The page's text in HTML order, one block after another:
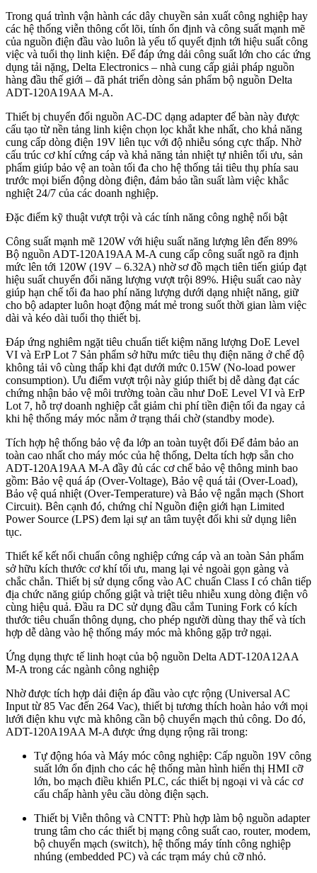
Trong quá trình vận hành các dây chuyền sản xuất công nghiệp hay
các hệ thống viễn thông cốt lõi, tính ổn định và công suất mạnh mẽ
của nguồn điện đầu vào luôn là yếu tố quyết định tới hiệu suất công
việc và tuổi thọ linh kiện. Để đáp ứng dải công suất lớn cho các ứng
dụng tải nặng, Delta Electronics – nhà cung cấp giải pháp nguồn
hàng đầu thế giới – đã phát triển dòng sản phẩm bộ nguồn Delta
ADT-120A19AA M-A.
Thiết bị chuyển đổi nguồn AC-DC dạng adapter để bàn này được
cấu tạo từ nền tảng linh kiện chọn lọc khắt khe nhất, cho khả năng
cung cấp dòng điện 19V liên tục với độ nhiễu sóng cực thấp. Nhờ
cấu trúc cơ khí cứng cáp và khả năng tản nhiệt tự nhiên tối ưu, sản
phẩm giúp bảo vệ an toàn tối đa cho hệ thống tải tiêu thụ phía sau
trước mọi biến động dòng điện, đảm bảo tần suất làm việc khắc
nghiệt 24/7 của các doanh nghiệp.
Đặc điểm kỹ thuật vượt trội và các tính năng công nghệ nổi bật
Công suất mạnh mẽ 120W với hiệu suất năng lượng lên đến 89%
Bộ nguồn ADT-120A19AA M-A cung cấp công suất ngõ ra định
mức lên tới 120W (19V – 6.32A) nhờ sơ đồ mạch tiên tiến giúp đạt
hiệu suất chuyển đổi năng lượng vượt trội 89%. Hiệu suất cao này
giúp hạn chế tối đa hao phí năng lượng dưới dạng nhiệt năng, giữ
cho bộ adapter luôn hoạt động mát mẻ trong suốt thời gian làm việc
dài và kéo dài tuổi thọ thiết bị.
Đáp ứng nghiêm ngặt tiêu chuẩn tiết kiệm năng lượng DoE Level
VI và ErP Lot 7 Sản phẩm sở hữu mức tiêu thụ điện năng ở chế độ
không tải vô cùng thấp khi đạt dưới mức 0.15W (No-load power
consumption). Ưu điểm vượt trội này giúp thiết bị dễ dàng đạt các
chứng nhận bảo vệ môi trường toàn cầu như DoE Level VI và ErP
Lot 7, hỗ trợ doanh nghiệp cắt giảm chi phí tiền điện tối đa ngay cả
khi hệ thống máy móc nằm ở trạng thái chờ (standby mode).
Tích hợp hệ thống bảo vệ đa lớp an toàn tuyệt đối Để đảm bảo an
toàn cao nhất cho máy móc của hệ thống, Delta tích hợp sẵn cho
ADT-120A19AA M-A đầy đủ các cơ chế bảo vệ thông minh bao
gồm: Bảo vệ quá áp (Over-Voltage), Bảo vệ quá tải (Over-Load),
Bảo vệ quá nhiệt (Over-Temperature) và Bảo vệ ngắn mạch (Short
Circuit). Bên cạnh đó, chứng chỉ Nguồn điện giới hạn Limited
Power Source (LPS) đem lại sự an tâm tuyệt đối khi sử dụng liên
tục.
Thiết kế kết nối chuẩn công nghiệp cứng cáp và an toàn Sản phẩm
sở hữu kích thước cơ khí tối ưu, mang lại vẻ ngoài gọn gàng và
chắc chắn. Thiết bị sử dụng cổng vào AC chuẩn Class I có chân tiếp
địa chức năng giúp chống giật và triệt tiêu nhiễu xung dòng điện vô
cùng hiệu quả. Đầu ra DC sử dụng đầu cắm Tuning Fork có kích
thước tiêu chuẩn thông dụng, cho phép người dùng thay thế và tích
hợp dễ dàng vào hệ thống máy móc mà không gặp trở ngại.
Ứng dụng thực tế linh hoạt của bộ nguồn Delta ADT-120A12AA
M-A trong các ngành công nghiệp
Nhờ được tích hợp dải điện áp đầu vào cực rộng (Universal AC
Input từ 85 Vac đến 264 Vac), thiết bị tương thích hoàn hảo với mọi
lưới điện khu vực mà không cần bộ chuyển mạch thủ công. Do đó,
ADT-120A19AA M-A được ứng dụng rộng rãi trong:
Tự động hóa và Máy móc công nghiệp: Cấp nguồn 19V công
suất lớn ổn định cho các hệ thống màn hình hiển thị HMI cỡ
lớn, bo mạch điều khiển PLC, các thiết bị ngoại vi và các cơ
cấu chấp hành yêu cầu dòng điện sạch.
Thiết bị Viễn thông và CNTT: Phù hợp làm bộ nguồn adapter
trung tâm cho các thiết bị mạng công suất cao, router, modem,
bộ chuyển mạch (switch), hệ thống máy tính công nghiệp
nhúng (embedded PC) và các trạm máy chủ cỡ nhỏ.